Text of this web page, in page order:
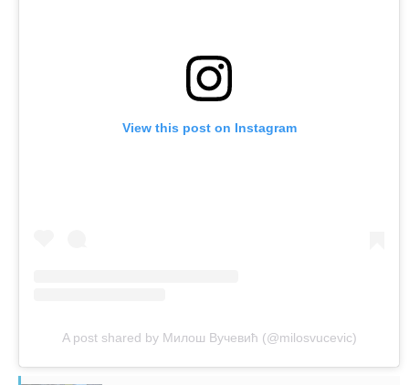
View this post on Instagram
A post shared by Милош Вучевић (@milosvucevic)